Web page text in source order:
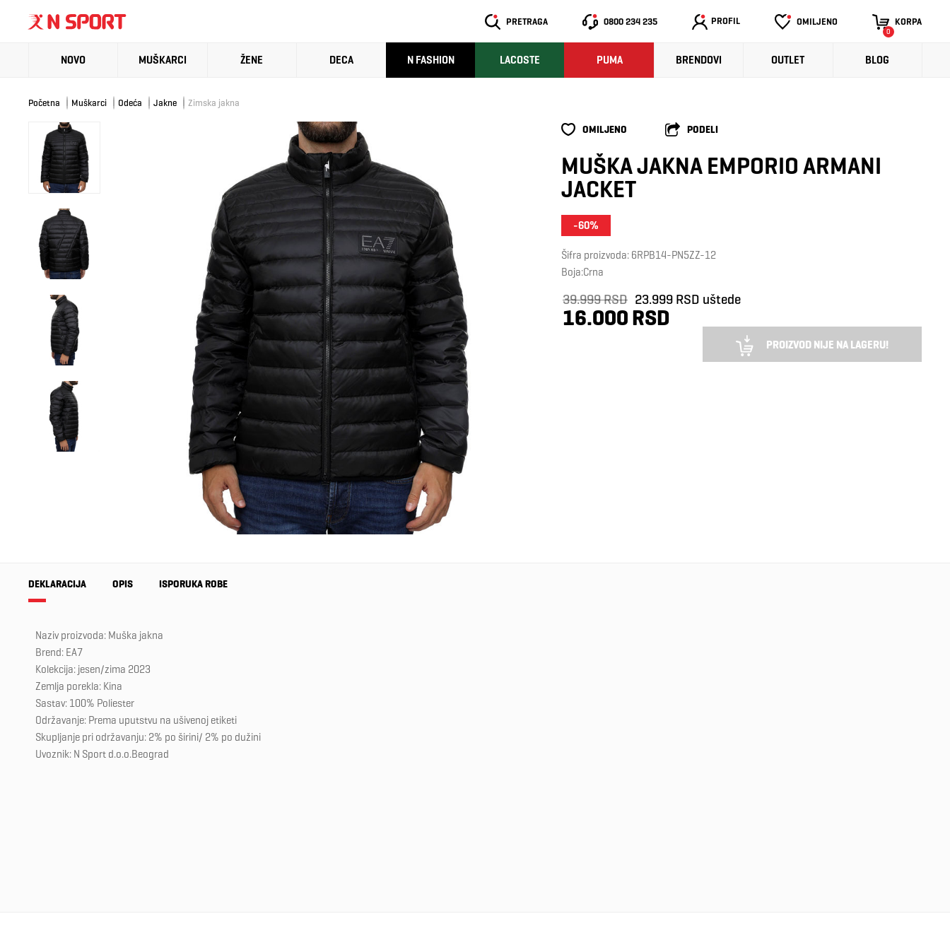
PRETRAGA 0800 234 235 PROFIL OMILJENO KORPA
0
NOVO MUŠKARCI ŽENE DECA N FASHION LACOSTE PUMA BRENDOVI OUTLET BLOG
Početna Muškarci Odeća Jakne Zimska jakna
OMILJENO PODELI
MUŠKA JAKNA EMPORIO ARMANI
JACKET
-60%
Šifra proizvoda: 6RPB14-PN5ZZ-12
Boja:Crna
39.999 RSD 23.999 RSD uštede
16.000 RSD
PROIZVOD NIJE NA LAGERU!
DEKLARACIJA OPIS ISPORUKA ROBE
Naziv proizvoda: Muška jakna
Brend: EA7
Kolekcija: jesen/zima 2023
Zemlja porekla: Kina
Sastav: 100% Poliester
Održavanje: Prema uputstvu na ušivenoj etiketi
Skupljanje pri održavanju: 2% po širini/ 2% po dužini
Uvoznik: N Sport d.o.o.Beograd